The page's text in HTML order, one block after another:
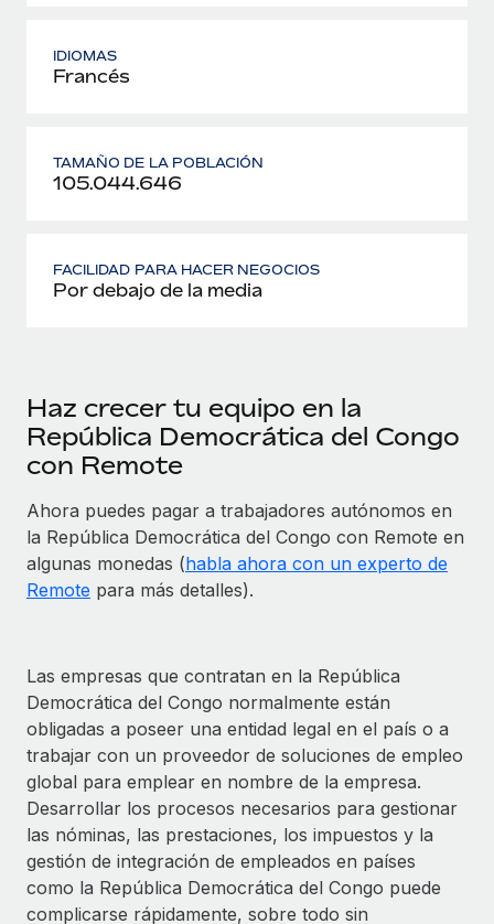
IDIOMAS
Francés
TAMAÑO DE LA POBLACIÓN
105.044.646
FACILIDAD PARA HACER NEGOCIOS
Por debajo de la media
Haz crecer tu equipo en la
República Democrática del Congo
con Remote
Ahora puedes pagar a trabajadores autónomos en
la República Democrática del Congo con Remote en
algunas monedas (habla ahora con un experto de
Remote para más detalles).
Las empresas que contratan en la República
Democrática del Congo normalmente están
obligadas a poseer una entidad legal en el país o a
trabajar con un proveedor de soluciones de empleo
global para emplear en nombre de la empresa.
Desarrollar los procesos necesarios para gestionar
las nóminas, las prestaciones, los impuestos y la
gestión de integración de empleados en países
como la República Democrática del Congo puede
complicarse rápidamente, sobre todo sin